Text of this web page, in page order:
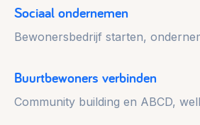
Sociaal ondernemen
Bewonersbedrijf starten,
Buurtbewoners verbinden
Community building en ABCD,